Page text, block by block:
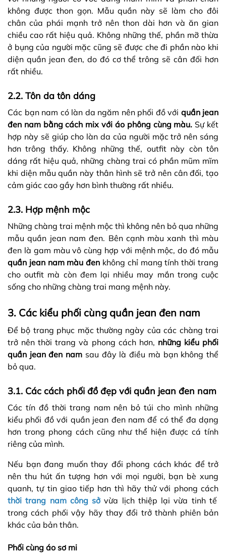
không được thon gọn. Mẫu quần này sẽ làm cho đôi
chân của phái mạnh trở nên thon dài hơn và ăn gian
chiều cao rất hiệu quả. Không những thế, phần mỡ thừa
ở bụng của người mặc cũng sẽ được che đi phần nào khi
diện quần jean đen, do đó cơ thể trông sẽ cân đối hơn
rất nhiều.
2.2. Tôn da tôn dáng
Các bạn nam có làn da ngăm nên phối đồ với quần jean
đen nam bằng cách mix với áo phông cùng màu. Sự kết
hợp này sẽ giúp cho làn da của người mặc trở nên sáng
hơn trông thấy. Không những thế, outfit này còn tôn
dáng rất hiệu quả, những chàng trai có phần mũm mĩm
khi diện mẫu quần này thân hình sẽ trở nên cân đối, tạo
cảm giác cao gầy hơn bình thường rất nhiều.
2.3. Hợp mệnh mộc
Những chàng trai mệnh mộc thì không nên bỏ qua những
mẫu quần jean nam đen. Bên cạnh màu xanh thì màu
đen là gam màu vô cùng hợp với mệnh mộc, do đó mẫu
quần jean nam màu đen không chỉ mang tính thời trang
cho outfit mà còn đem lại nhiều may mắn trong cuộc
sống cho những chàng trai mang mệnh này.
3. Các kiểu phối cùng quần jean đen nam
Để bộ trang phục mặc thường ngày của các chàng trai
trở nên thời trang và phong cách hơn, những kiểu phối
quần jean đen nam sau đây là điều mà bạn không thể
bỏ qua.
3.1. Các cách phối đồ đẹp với quần jean đen nam
Các tín đồ thời trang nam nên bỏ túi cho mình những
kiểu phối đồ với quần jean đen nam để có thể đa dạng
hơn trong phong cách cũng như thể hiện được cá tính
riêng của mình.
Nếu bạn đang muốn thay đổi phong cách khác để trở
nên thu hút ấn tượng hơn với mọi người, bạn bè xung
quanh, tự tin giao tiếp hơn thì hãy thử với phong cách
thời trang nam công sở vừa lịch thiệp lại vừa tinh tế
trong cách phối vậy hãy thay đổi trở thành phiên bản
khác của bản thân.
Phối cùng áo sơ mi